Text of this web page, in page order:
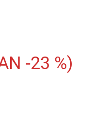
-23 %)